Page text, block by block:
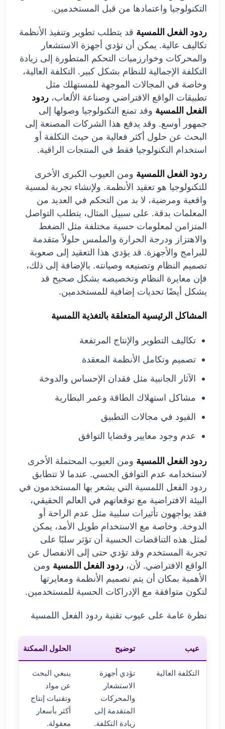
التكنولوجيا واعتمادها من قبل المستخدمين.
ردود الفعل اللمسية قد يتطلب تطوير وتنفيذ الأنظمة
تكاليف عالية. يمكن أن تؤدي أجهزة الاستشعار
والمحركات وخوارزميات التحكم المتطورة إلى زيادة
التكلفة الإجمالية للنظام بشكل كبير. التكلفة العالية،
وخاصة في المجالات الموجهة للمستهلك مثل
تطبيقات الواقع الافتراضي وصناعة الألعاب، ردود
الفعل اللمسية وقد تمنع التكنولوجيا وصولها إلى
جمهور أوسع. وقد يدفع هذا الشركات المصنعة إلى
البحث عن حلول أكثر فعالية من حيث التكلفة أو
استخدام التكنولوجيا فقط في المنتجات الراقية.
ردود الفعل اللمسية ومن العيوب الكبرى الأخرى
للتكنولوجيا هو تعقيد الأنظمة. ولإنشاء تجربة لمسية
واقعية ومرضية، لا بد من التحكم في العديد من
المعلمات بدقة. على سبيل المثال، يتطلب التواصل
المتزامن لمعلومات حسية مختلفة مثل الضغط
والاهتزاز ودرجة الحرارة والملمس حلولاً متقدمة
للبرامج والأجهزة. قد يؤدي هذا التعقيد إلى صعوبة
تصميم النظام وتصنيعه وصيانته. بالإضافة إلى ذلك،
فإن معايرة النظام وتخصيصه بشكل صحيح قد
يشكل أيضًا تحديات إضافية للمستخدمين.
المشاكل الرئيسية المتعلقة بالتغذية اللمسية
تكاليف التطوير والإنتاج المرتفعة
تصميم وتكامل الأنظمة المعقدة
الآثار الجانبية مثل فقدان الإحساس والدوخة
مشاكل استهلاك الطاقة وعمر البطارية
القيود في مجالات التطبيق
عدم وجود معايير وقضايا التوافق
ردود الفعل اللمسية ومن العيوب المحتملة الأخرى
لاستخدامه عدم التوافق الحسي. عندما لا تتطابق
ردود الفعل اللمسية التي يشعر بها المستخدمون في
البيئة الافتراضية مع توقعاتهم في العالم الحقيقي،
فقد يواجهون تأثيرات سلبية مثل عدم الراحة أو
الدوخة. وخاصة مع الاستخدام طويل الأمد، يمكن
لمثل هذه التناقضات الحسية أن تؤثر سلبًا على
تجربة المستخدم وقد تؤدي حتى إلى الانفصال عن
الواقع الافتراضي. لأن، ردود الفعل اللمسية ومن
الأهمية بمكان أن يتم تصميم الأنظمة ومعايرتها
لتكون متوافقة مع الإدراكات الحسية للمستخدمين.
نظرة عامة على عيوب تقنية ردود الفعل اللمسية
عيب توضيح الحلول الممكنة
التكلفة العالية
تؤدي أجهزة
الاستشعار
والمحركات
المتقدمة إلى
زيادة التكلفة.
ينبغي البحث
عن مواد
وتقنيات إنتاج
أكثر بأسعار
معقولة.